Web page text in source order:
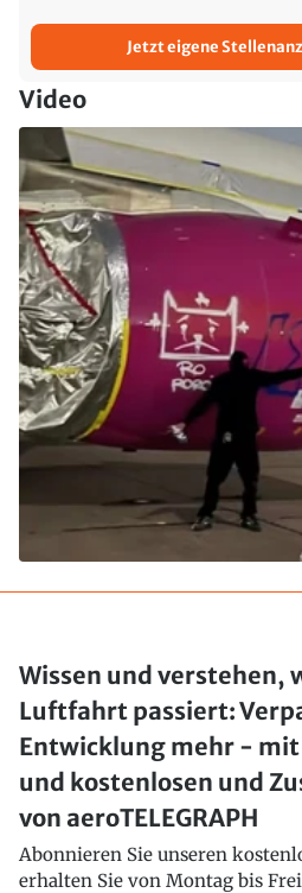
Jetzt eigene
Video
Wissen und verstehen,
Luftfahrt passiert:
Entwicklung mehr -
und kostenlosen und
von aeroTELEGRAPH
Abonnieren Sie unseren
erhalten Sie von Montag bis